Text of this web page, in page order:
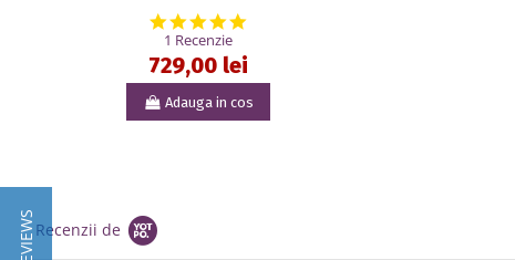
1 Recenzie
729,00 lei
Adauga in cos
Recenzii de